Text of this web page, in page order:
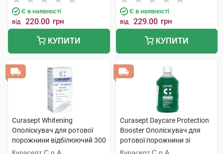
250 мл 1 флакон
Є в наявності
від 220.00 грн
КУПИТИ
Є в наявності
від 229.00 грн
КУПИТИ
Curasept Whitening
Ополіскувач для ротової
порожнини відбілюючий 300
мл 1 флакон
Curasept Daycare Protection
Booster Ополіскувач для
ротової порожнини зі
смаком трав'яного буму 500